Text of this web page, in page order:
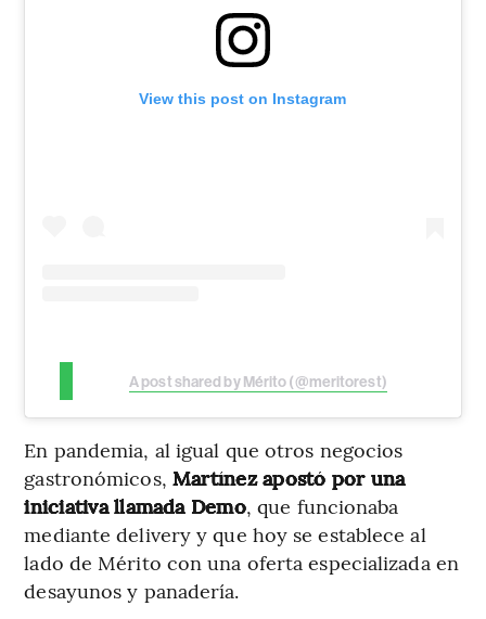
View this post on Instagram
A post shared by Mérito (@meritorest)
En pandemia, al igual que otros negocios
gastronómicos, Martínez apostó por una
iniciativa llamada Demo, que funcionaba
mediante delivery y que hoy se establece al
lado de Mérito con una oferta especializada en
desayunos y panadería.